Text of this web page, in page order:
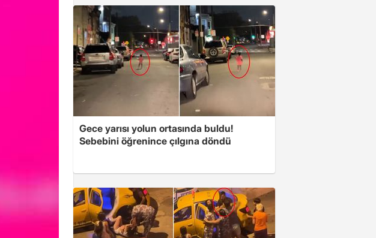
Gece yarısı yolun ortasında buldu!
Sebebini öğrenince çılgına döndü